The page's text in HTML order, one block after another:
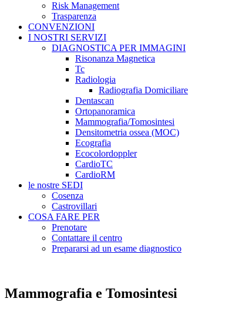
Risk Management
Trasparenza
CONVENZIONI
I NOSTRI SERVIZI
DIAGNOSTICA PER IMMAGINI
Risonanza Magnetica
Tc
Radiologia
Radiografia Domiciliare
Dentascan
Ortopanoramica
Mammografia/Tomosintesi
Densitometria ossea (MOC)
Ecografia
Ecocolordoppler
CardioTC
CardioRM
le nostre SEDI
Cosenza
Castrovillari
COSA FARE PER
Prenotare
Contattare il centro
Prepararsi ad un esame diagnostico
Mammografia e Tomosintesi